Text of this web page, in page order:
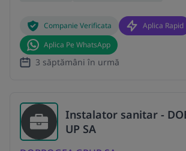
Companie Verificata
Aplica Rapid
Aplica Pe WhatsApp
3 săptămâni în urmă
Instalator sanitar -
UP SA